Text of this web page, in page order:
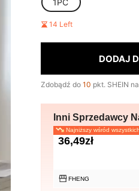
1PC
14 Left
DODAJ
Zdobądź do 10 pkt. SHEIN
Inni Sprzedawcy
Najniższy wśród
36,49zł
FHENG